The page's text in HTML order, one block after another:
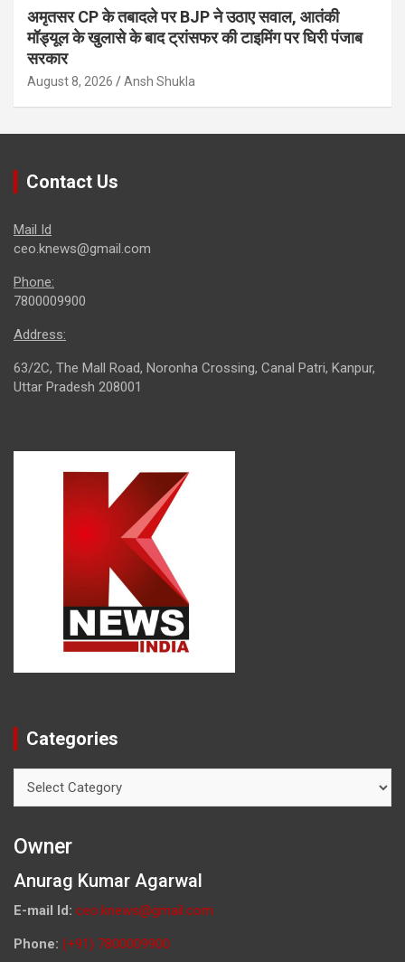
अमृतसर CP के तबादले पर BJP ने उठाए सवाल, आतंकी
मॉड्यूल के खुलासे के बाद ट्रांसफर की टाइमिंग पर घिरी पंजाब
सरकार
August 8, 2026 Ansh Shukla
Contact Us
Mail Id
ceo.knews@gmail.com
Phone:
7800009900
Address:
63/2C, The Mall Road, Noronha Crossing, Canal Patri, Kanpur,
Uttar Pradesh 208001
Categories
Owner
Anurag Kumar Agarwal
E-mail Id: ceo.knews@gmail.com
Phone: (+91) 7800009900